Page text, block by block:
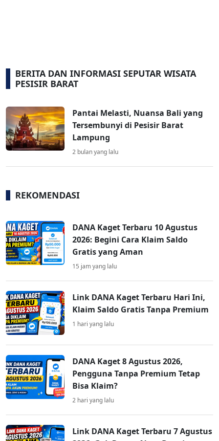
BERITA DAN INFORMASI SEPUTAR WISATA
PESISIR BARAT
Pantai Melasti, Nuansa Bali yang
Tersembunyi di Pesisir Barat
Lampung
2 bulan yang lalu
REKOMENDASI
DANA Kaget Terbaru 10 Agustus
2026: Begini Cara Klaim Saldo
Gratis yang Aman
15 jam yang lalu
Link DANA Kaget Terbaru Hari Ini,
Klaim Saldo Gratis Tanpa Premium
1 hari yang lalu
DANA Kaget 8 Agustus 2026,
Pengguna Tanpa Premium Tetap
Bisa Klaim?
2 hari yang lalu
Link DANA Kaget Terbaru 7 Agustus